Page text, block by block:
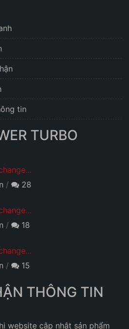
tin
TURBO
28
18
15
THÔNG TIN
website cập nhật sản phẩm